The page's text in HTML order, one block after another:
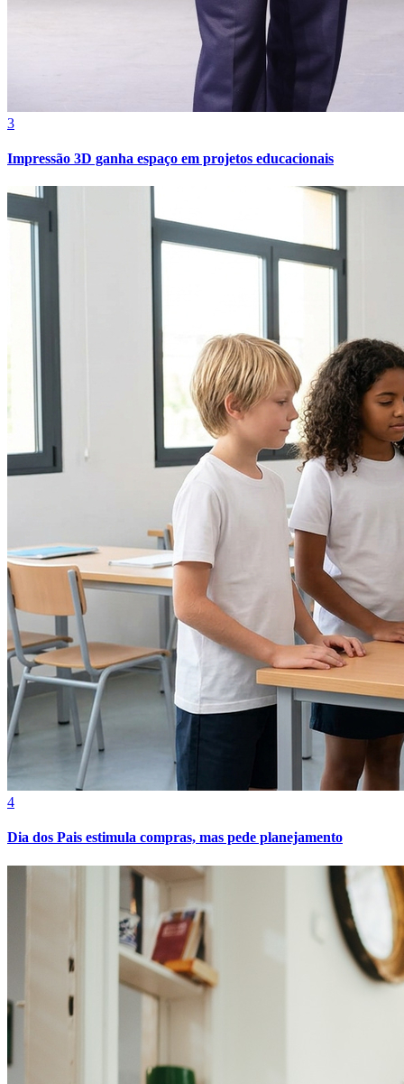
3
Impressão 3D ganha espaço em projetos educacionais
4
Dia dos Pais estimula compras, mas pede planejamento